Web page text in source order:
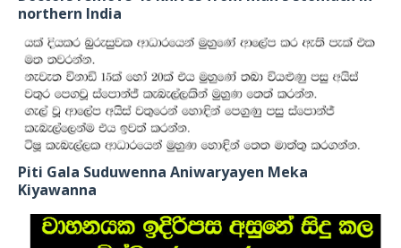
northern India
Piti Gala Suduwenna Aniwaryayen Meka
Kiyawanna